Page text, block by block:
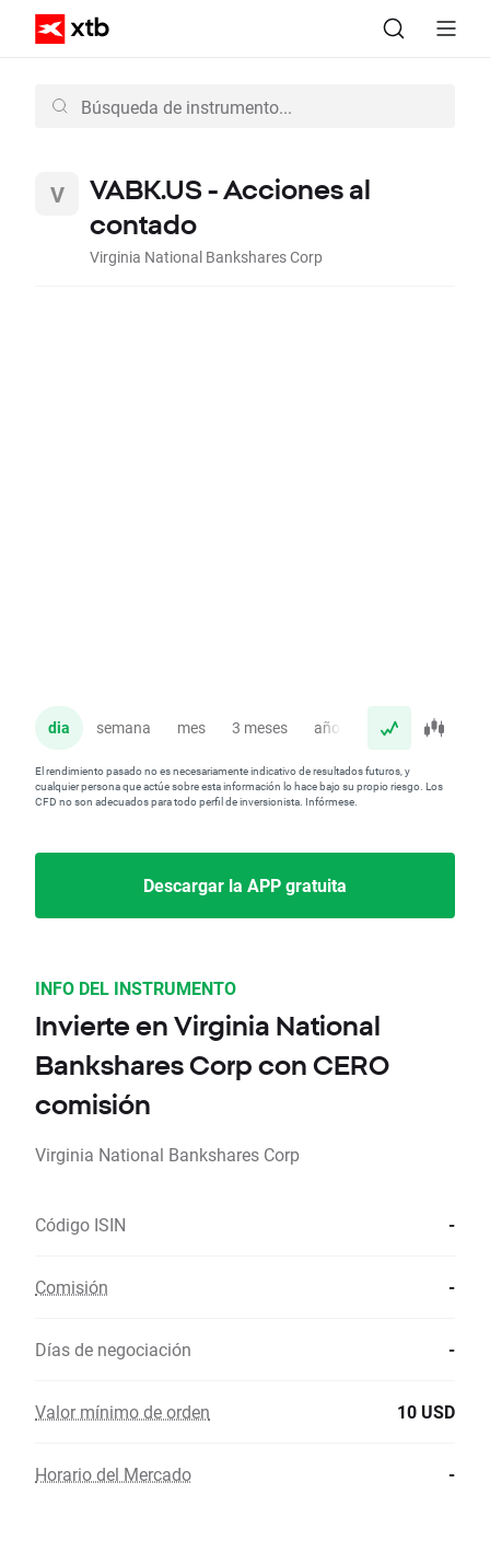
VABK.US - Acciones al
contado
Virginia National Bankshares Corp
dia semana mes 3 meses año
El rendimiento pasado no es necesariamente indicativo de resultados futuros, y
cualquier persona que actúe sobre esta información lo hace bajo su propio riesgo. Los
CFD no son adecuados para todo perfil de inversionista. Infórmese.
Descargar la APP gratuita
INFO DEL INSTRUMENTO
Invierte en Virginia National
Bankshares Corp con CERO
comisión
Virginia National Bankshares Corp
Código ISIN -
Comisión -
Días de negociación -
Valor mínimo de orden 10 USD
Horario del Mercado -